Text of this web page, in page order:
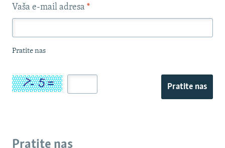
Vaša e-mail adresa *
Pratite nas
Pratite nas
Pratite nas